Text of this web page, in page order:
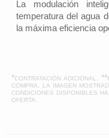
La modulación
temperatura del agua
la máxima eficiencia
*contratación adicional.
compra . la imagen
condiciones disponibles
oferta.